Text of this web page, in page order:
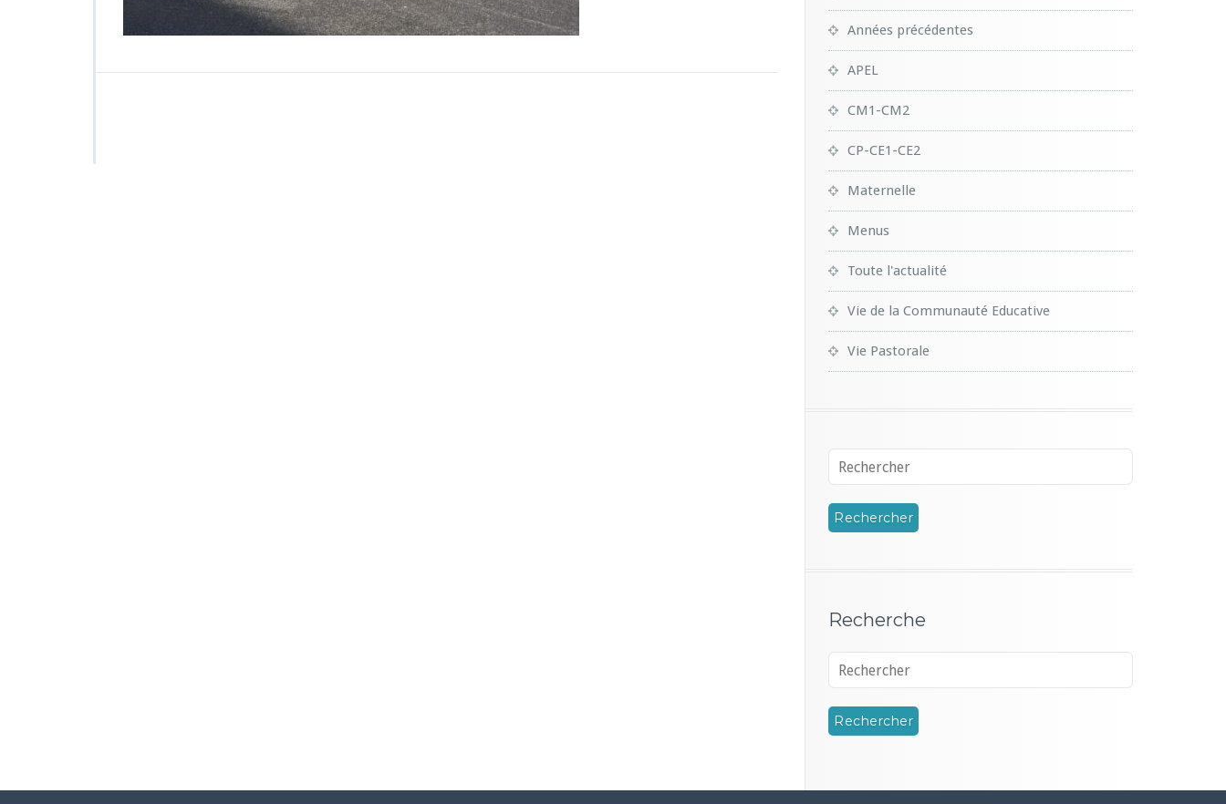
4
1
Années précédentes
APEL
CM1-CM2
CP-CE1-CE2
Maternelle
Menus
Toute l'actualité
Vie de la Communauté Educative
Vie Pastorale
Recherche